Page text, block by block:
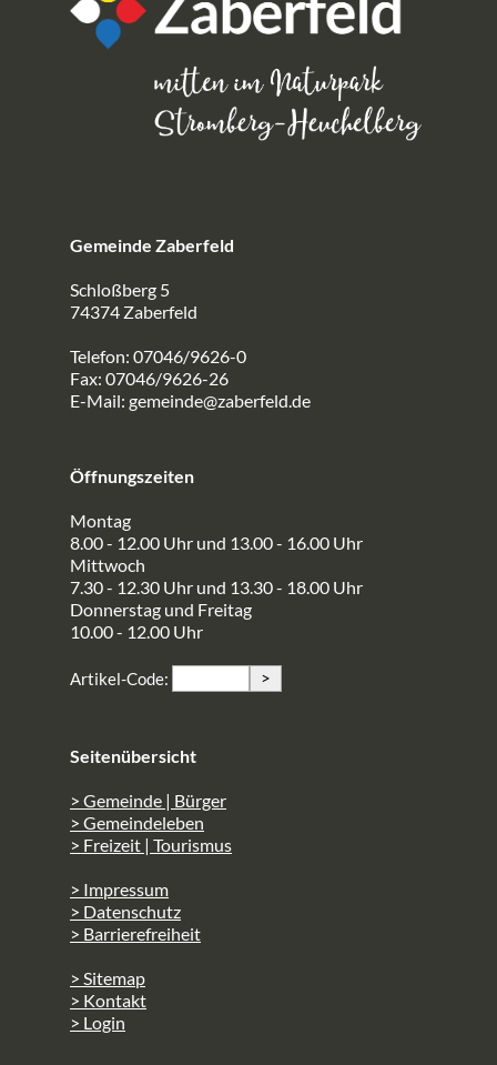
Gemeinde Zaberfeld
Schloßberg 5
74374 Zaberfeld
Telefon: 07046/9626-0
Fax: 07046/9626-26
E-Mail: gemeinde@zaberfeld.de
Öffnungszeiten
Montag
8.00 - 12.00 Uhr und 13.00 - 16.00 Uhr
Mittwoch
7.30 - 12.30 Uhr und 13.30 - 18.00 Uhr
Donnerstag und Freitag
10.00 - 12.00 Uhr
Artikel-Code: >
Seitenübersicht
> Gemeinde | Bürger
> Gemeindeleben
> Freizeit | Tourismus
> Impressum
> Datenschutz
> Barrierefreiheit
> Sitemap
> Kontakt
> Login